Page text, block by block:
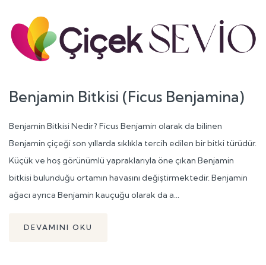
Benjamin Bitkisi (Ficus Benjamina)
Benjamin Bitkisi Nedir? Ficus Benjamin olarak da bilinen
Benjamin çiçeği son yıllarda sıklıkla tercih edilen bir bitki türüdür.
Küçük ve hoş görünümlü yapraklarıyla öne çıkan Benjamin
bitkisi bulunduğu ortamın havasını değiştirmektedir. Benjamin
ağacı ayrıca Benjamin kauçuğu olarak da a...
DEVAMINI OKU